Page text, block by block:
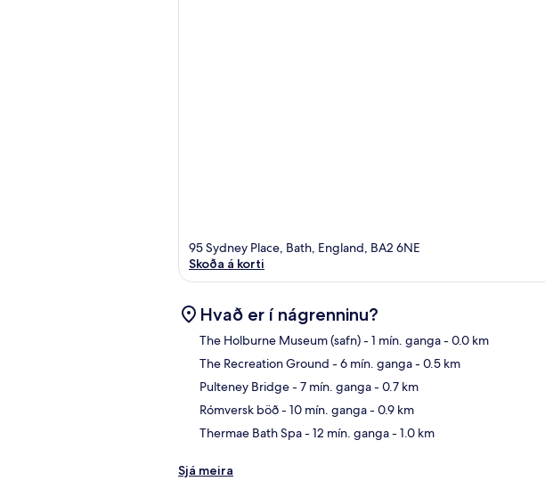
95 Sydney Place, Bath, England, BA2 6NE
Skoða á korti
Hvað er í nágrenninu?
The Holburne Museum (safn)- 1 mín. ganga- 0.0 km
The Recreation Ground - 6 mín. ganga- 0.5 km
Pulteney Bridge- 7 mín. ganga- 0.7 km
Rómversk böð- 10 mín. ganga- 0.9 km
Thermae Bath Spa- 12 mín. ganga- 1.0 km
Sjá meira